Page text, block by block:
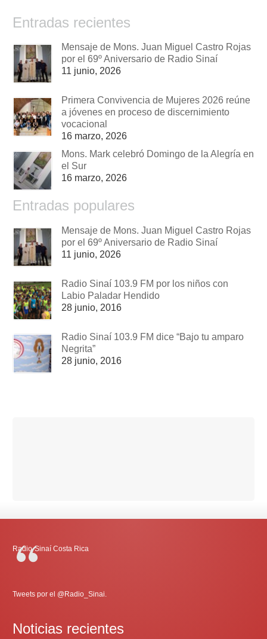
Entradas recientes
Mensaje de Mons. Juan Miguel Castro Rojas
por el 69º Aniversario de Radio Sinaí
11 junio, 2026
Primera Convivencia de Mujeres 2026 reúne
a jóvenes en proceso de discernimiento
vocacional
16 marzo, 2026
Mons. Mark celebró Domingo de la Alegría en
el Sur
16 marzo, 2026
Entradas populares
Mensaje de Mons. Juan Miguel Castro Rojas
por el 69º Aniversario de Radio Sinaí
11 junio, 2026
Radio Sinaí 103.9 FM por los niños con
Labio Paladar Hendido
28 junio, 2016
Radio Sinaí 103.9 FM dice “Bajo tu amparo
Negrita”
28 junio, 2016
Radio-Sinaí Costa Rica
Tweets por el @Radio_Sinai.
Noticias recientes